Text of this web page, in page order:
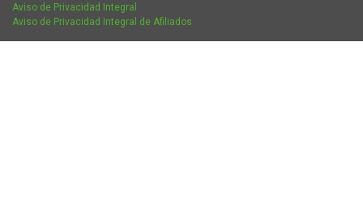
Aviso de Privacidad Integral
Aviso de Privacidad Integral de Afiliados